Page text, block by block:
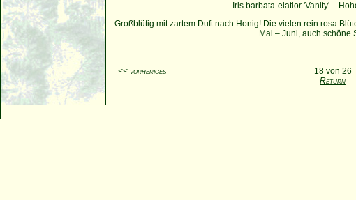
Iris barbata-elatior 'Vanity' –
Großblütig mit zartem Duft nach Honig! Die vielen rein rosa
Mai – Juni, auch schöne
<< vorheriges 18 von 26
Return